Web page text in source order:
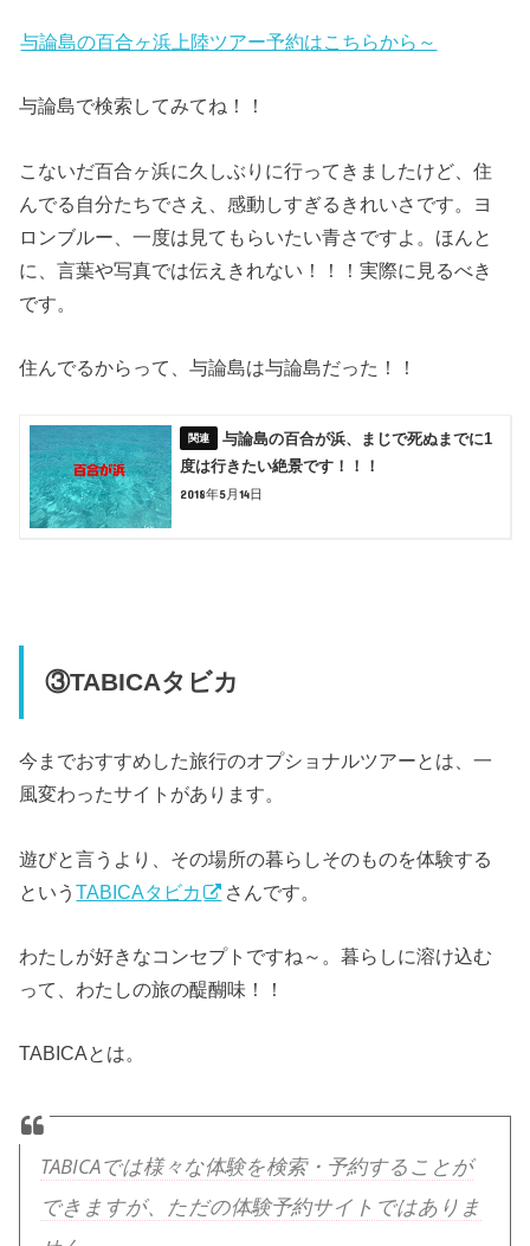
与論島の百合ヶ浜上陸ツアー予約はこちらから～
与論島で検索してみてね！！
こないだ百合ヶ浜に久しぶりに行ってきましたけど、住
んでる自分たちでさえ、感動しすぎるきれいさです。ヨ
ロンブルー、一度は見てもらいたい青さですよ。ほんと
に、言葉や写真では伝えきれない！！！実際に見るべき
です。
住んでるからって、与論島は与論島だった！！
与論島の百合が浜、まじで死ぬまでに1
度は行きたい絶景です！！！
2018年5月14日
③TABICAタビカ
今までおすすめした旅行のオプショナルツアーとは、一
風変わったサイトがあります。
遊びと言うより、その場所の暮らしそのものを体験する
というTABICAタビカ さんです。
わたしが好きなコンセプトですね～。暮らしに溶け込む
って、わたしの旅の醍醐味！！
TABICAとは。
TABICAでは様々な体験を検索・予約することが
できますが、ただの体験予約サイトではありま